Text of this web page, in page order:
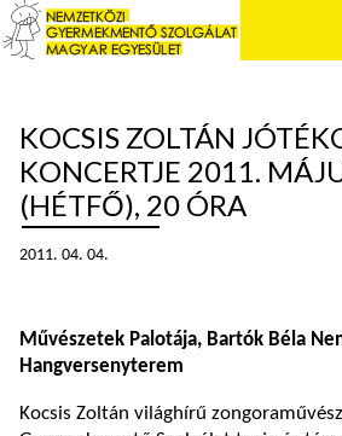
KOCSIS ZOLTÁN
KONCERTJE 2011.
(HÉTFŐ), 20 ÓRA
2011. 04. 04.
Művészetek Palotája, Bartók Béla
Hangversenyterem
Kocsis Zoltán világhírű